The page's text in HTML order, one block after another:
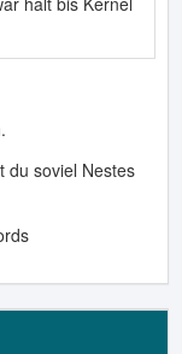
du soviel Nestes